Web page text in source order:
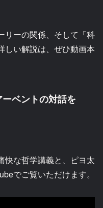
リーの関係、そして「科
しい解説は、ぜひ動画本
ベントの対話を
快な哲学講義と、ピヨ太
でご覧いただけます。